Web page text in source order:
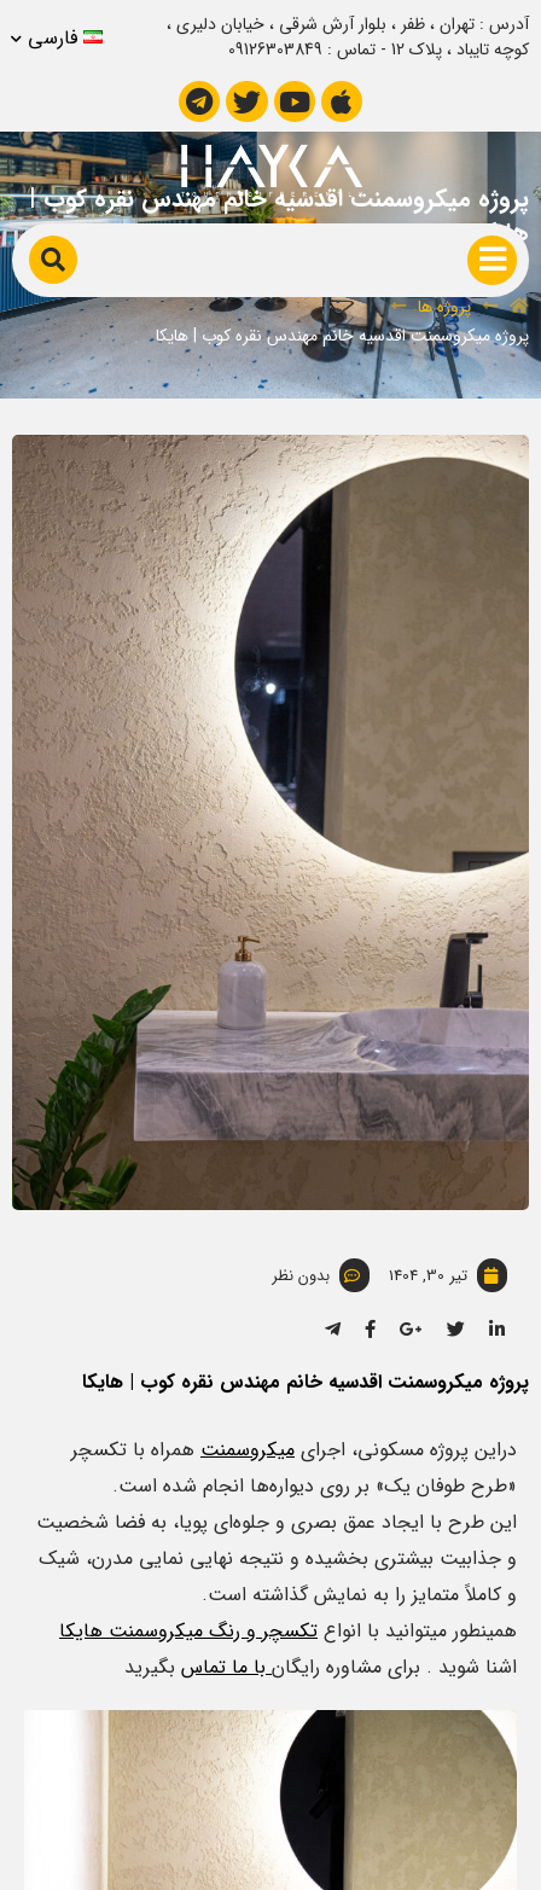
آدرس : تهران ، ظفر ، بلوار آرش شرقی ، خیابان دلیری ،
کوچه تایباد ، پلاک 12 - تماس : 09126303849
فارسی
پروژه میکروسمنت اقدسیه خانم مهندس نقره کوب |
هایکا
پروژه ها
پروژه میکروسمنت اقدسیه خانم مهندس نقره کوب | هایکا
تیر 30, 1404 بدون نظر
پروژه میکروسمنت اقدسیه خانم مهندس نقره کوب | هایکا
دراین پروژه مسکونی، اجرای میکروسمنت همراه با تکسچر
«طرح طوفان یک» بر روی دیواره‌ها انجام شده است.
این طرح با ایجاد عمق بصری و جلوه‌ای پویا، به فضا شخصیت
و جذابیت بیشتری بخشیده و نتیجه نهایی نمایی مدرن، شیک
و کاملاً متمایز را به نمایش گذاشته است.
همینطور میتوانید با انواع تکسچر و رنگ میکروسمنت هایکا
اشنا شوید . برای مشاوره رایگانبا ما تماس بگیرید